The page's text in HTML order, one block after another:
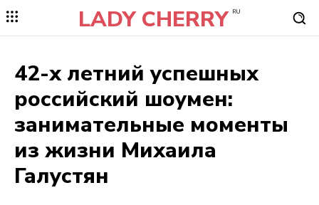
LADY CHERRY RU
42-х летний успешных
российский шоумен:
занимательные моменты
из жизни Михаила
Галустян